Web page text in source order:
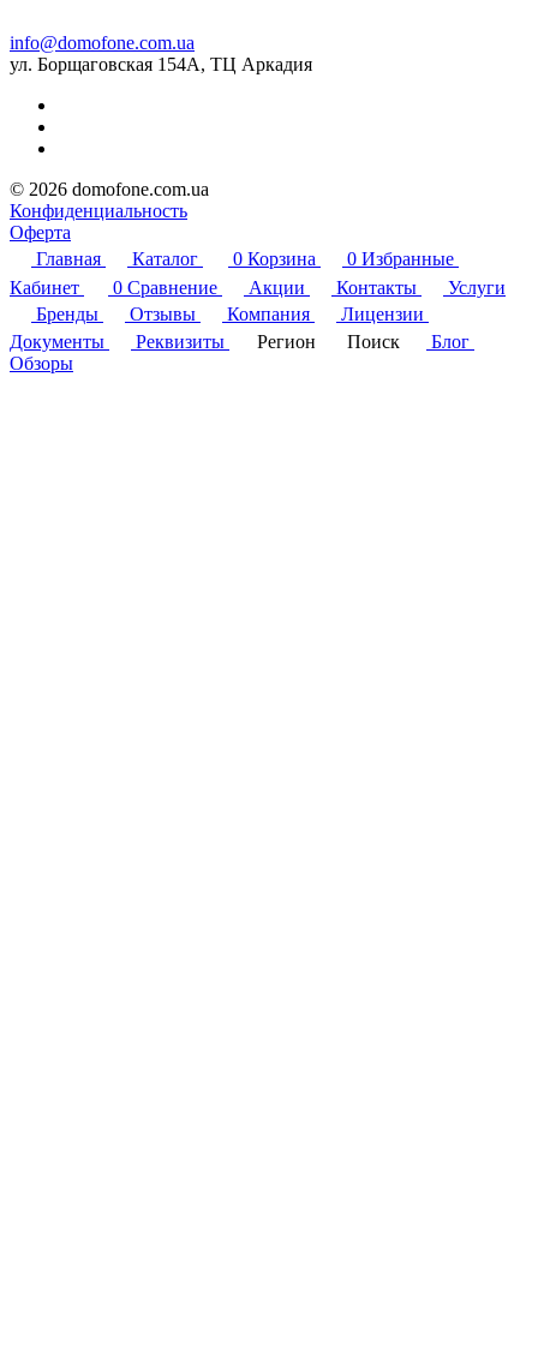
info@domofone.com.ua
ул. Борщаговская 154А, ТЦ Аркадия
© 2026 domofone.com.ua
Конфиденциальность
Оферта
Главная
Каталог 0 Корзина 0 Избранные
Кабинет
0 Сравнение Акции Контакты
Услуги
Бренды
Отзывы Компания
Лицензии
Документы
Реквизиты Регион Поиск
Блог
Обзоры